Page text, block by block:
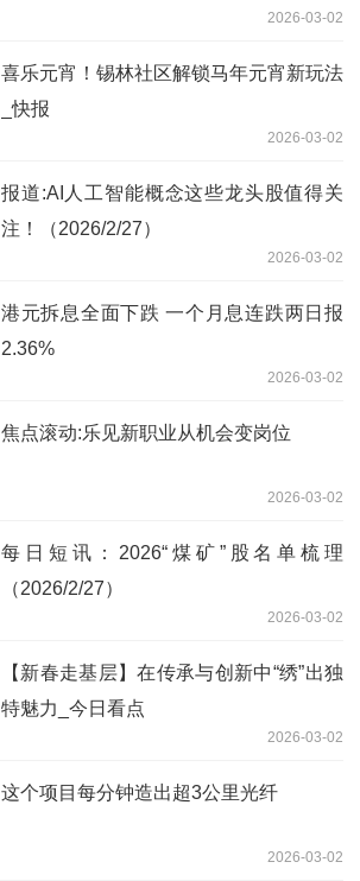
2026-03-02
喜乐元宵！锡林社区解锁马年元宵新玩法
_快报
2026-03-02
报道:AI人工智能概念这些龙头股值得关
注！（2026/2/27）
2026-03-02
港元拆息全面下跌 一个月息连跌两日报
2.36%
2026-03-02
焦点滚动:乐见新职业从机会变岗位
2026-03-02
每日短讯：2026“煤矿”股名单梳理
（2026/2/27）
2026-03-02
【新春走基层】在传承与创新中“绣”出独
特魅力_今日看点
2026-03-02
这个项目每分钟造出超3公里光纤
2026-03-02